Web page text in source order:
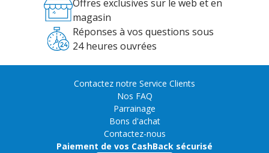
Offres exclusives sur le web et en
magasin
Réponses à vos questions sous
24 heures ouvrées
Contactez notre Service Clients
Nos FAQ
Parrainage
Bons d'achat
Contactez-nous
Paiement de vos CashBack sécurisé